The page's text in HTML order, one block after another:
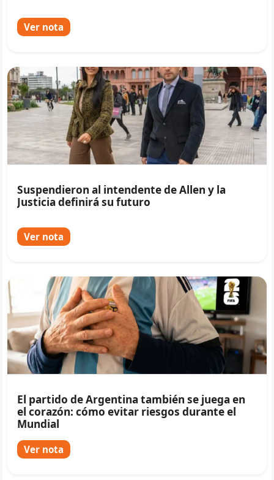
Ver nota
Suspendieron al intendente de Allen y la
Justicia definirá su futuro
Ver nota
El partido de Argentina también se juega en
el corazón: cómo evitar riesgos durante el
Mundial
Ver nota